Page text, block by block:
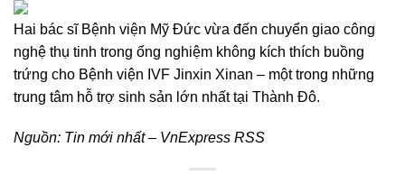
Hai bác sĩ Bệnh viện Mỹ Đức vừa đến chuyển giao công
nghệ thụ tinh trong ống nghiệm không kích thích buồng
trứng cho Bệnh viện IVF Jinxin Xinan – một trong những
trung tâm hỗ trợ sinh sản lớn nhất tại Thành Đô.
Nguồn: Tin mới nhất – VnExpress RSS